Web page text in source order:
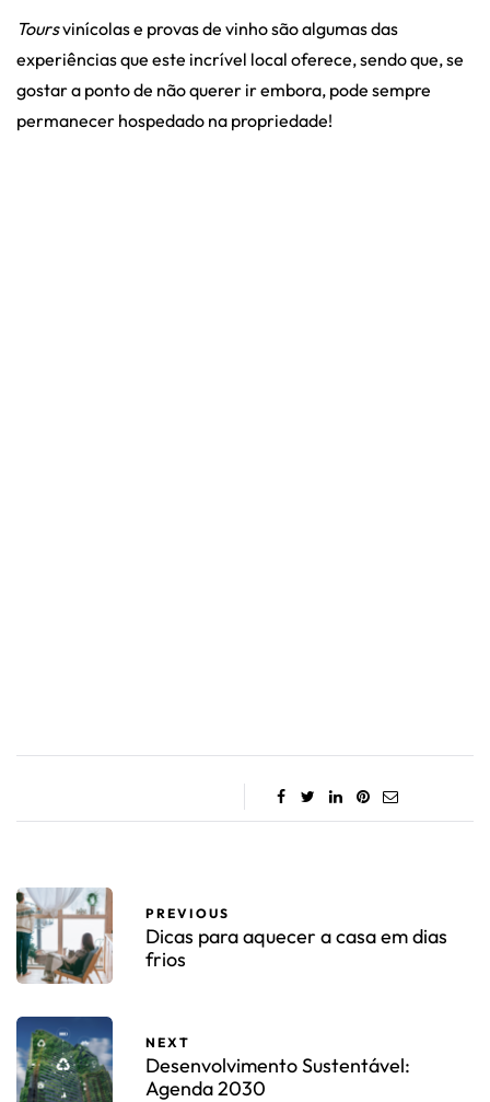
Toursvinícolas e provas de vinho são algumas das
experiências que este incrível local oferece, sendo que, se
gostar a ponto de não querer ir embora, pode sempre
permanecer hospedado na propriedade!
PREVIOUS
Dicas para aquecer a casa em dias
frios
NEXT
Desenvolvimento Sustentável:
Agenda 2030